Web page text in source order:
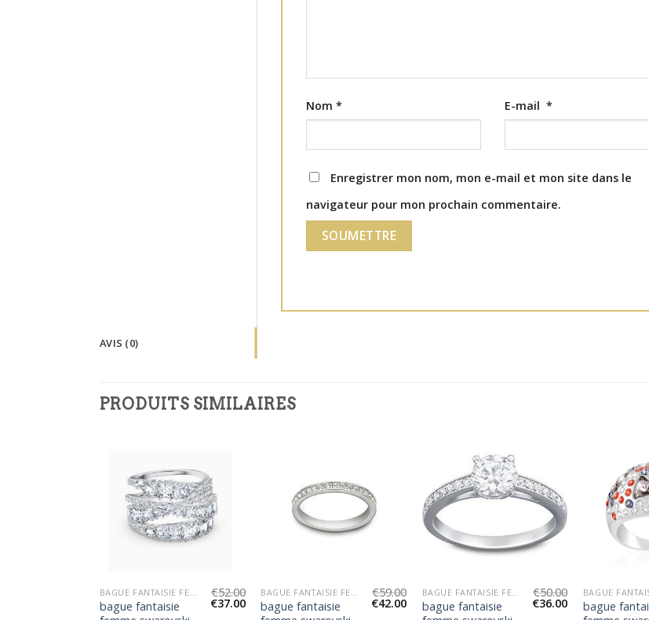
AVIS (0)
Nom* E-mail*
Enregistrer mon nom, mon e-mail et mon site dans le
navigateur pour mon prochain commentaire.
PRODUITS SIMILAIRES
bague fantaisie
€52.00
€37.00
bague fantaisie
€59.00
€42.00
bague fantaisie
€50.00
€36.00
bague